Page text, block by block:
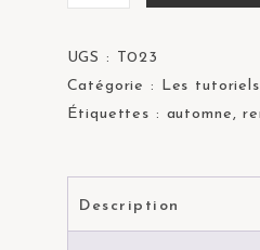
UGS : T023
Catégorie :
Les
Étiquettes : automne ,
Description